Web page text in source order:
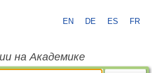
EN DE ES FR
на Академике